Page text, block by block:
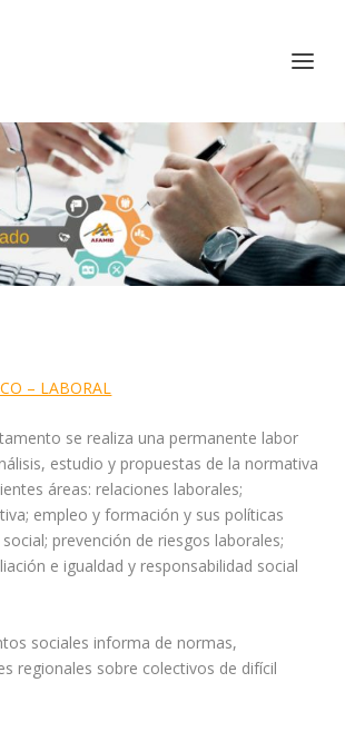
– LABORAL
se realiza una permanente labor
estudio y propuestas de la normativa
áreas: relaciones laborales;
empleo y formación y sus políticas
prevención de riesgos laborales;
e igualdad y responsabilidad social
sociales informa de normas,
regionales sobre colectivos de difícil